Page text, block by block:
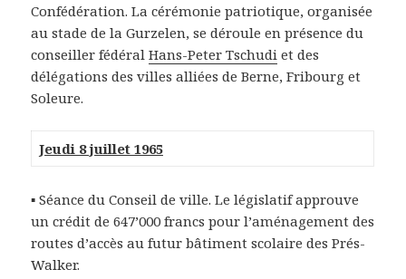
Confédération. La cérémonie patriotique, organisée
au stade de la Gurzelen, se déroule en présence du
conseiller fédéralHans-Peter Tschudi et des
délégations des villes alliées de Berne, Fribourg et
Soleure.
Jeudi 8 juillet 1965
▪ Séance du Conseil de ville. Le législatif approuve
un crédit de 647’000 francs pour l’aménagement des
routes d’accès au futur bâtiment scolaire des Prés-
Walker.